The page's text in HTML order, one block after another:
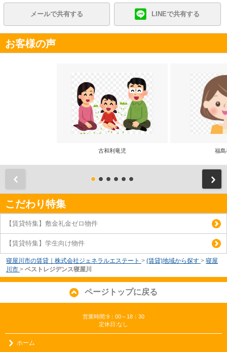
メールで共有する LINEで共有する
お客様の声
古和利竜児 福島
こだわり特集
【賃貸特集】敷金礼金ゼロ物件
【賃貸特集】学生向け物件
寝屋川市の賃貸｜株式会社ジェネラルエステート > (賃貸)地域から探す > 寝屋
川市 > ベストレジデンス寝屋川
ページトップに戻る
営業時間:9：00～18：30
定休日:なし
ホーム